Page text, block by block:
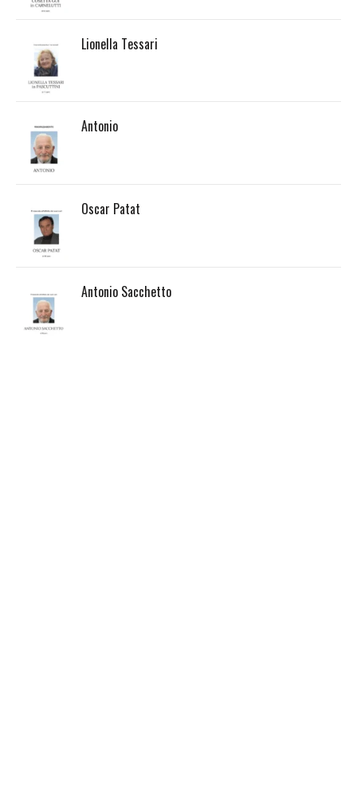
Lionella Tessari
Antonio
Oscar Patat
Antonio Sacchetto